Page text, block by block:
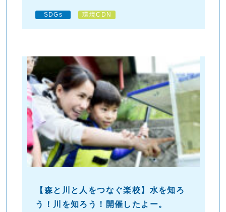
SDGs 環境CDN
【森と川と人をつなぐ楽校】水を知ろ
う！川を知ろう！開催したよー。